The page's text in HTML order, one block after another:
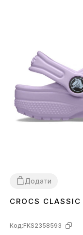
Додати
282930 31323334
CROCS
Код:FKS2358593